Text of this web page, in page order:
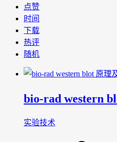
点赞
时间
下载
热评
随机
bio-rad western
实验技术